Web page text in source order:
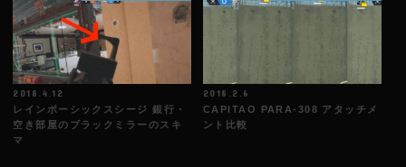
2018.4.12
レインボーシックスシージ 銀行・
空き部屋のブラックミラーのスキ
マ
2018.2.6
CAPITAO PARA-308 アタッチメ
ント比較